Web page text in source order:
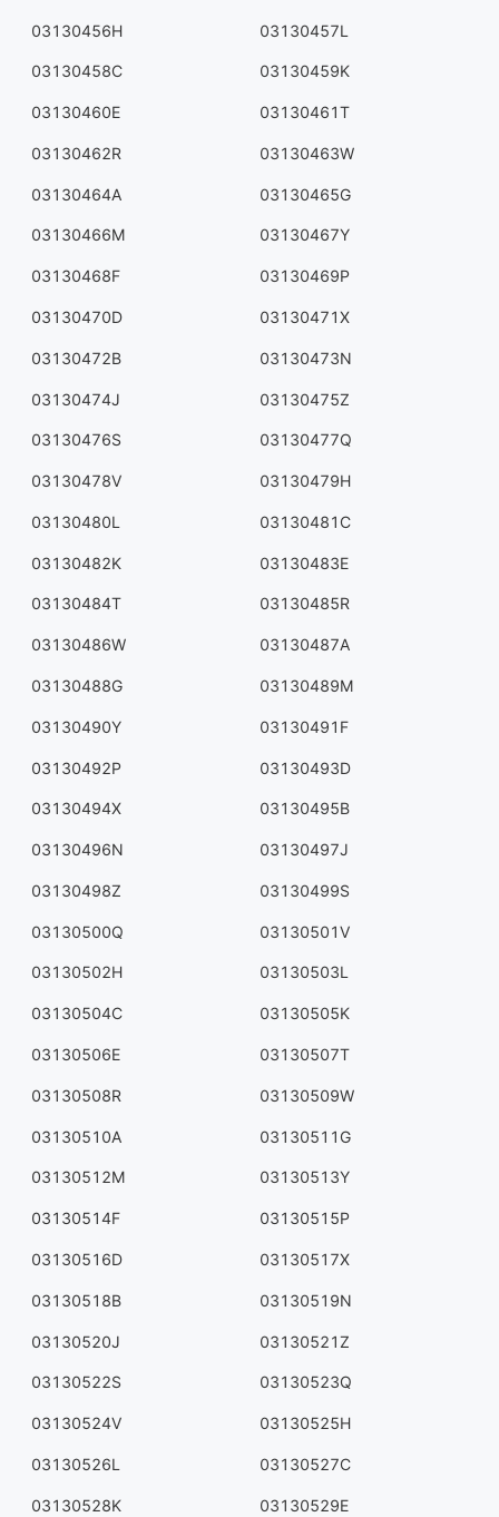
03130456H 03130457L
03130458C 03130459K
03130460E 03130461T
03130462R 03130463W
03130464A 03130465G
03130466M 03130467Y
03130468F 03130469P
03130470D 03130471X
03130472B 03130473N
03130474J 03130475Z
03130476S 03130477Q
03130478V 03130479H
03130480L 03130481C
03130482K 03130483E
03130484T 03130485R
03130486W 03130487A
03130488G 03130489M
03130490Y 03130491F
03130492P 03130493D
03130494X 03130495B
03130496N 03130497J
03130498Z 03130499S
03130500Q 03130501V
03130502H 03130503L
03130504C 03130505K
03130506E 03130507T
03130508R 03130509W
03130510A 03130511G
03130512M 03130513Y
03130514F 03130515P
03130516D 03130517X
03130518B 03130519N
03130520J 03130521Z
03130522S 03130523Q
03130524V 03130525H
03130526L 03130527C
03130528K 03130529E